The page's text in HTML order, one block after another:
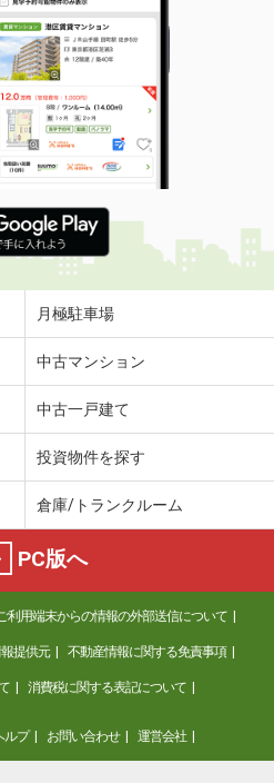
月極駐車場
中古マンション
中古一戸建て
投資物件を探す
倉庫/トランクルーム
PC版へ
利用端末からの情報の外部送信について
提供元 不動産情報に関する免責事項
消費税に関する表記について
ルプ お問い合わせ 運営会社